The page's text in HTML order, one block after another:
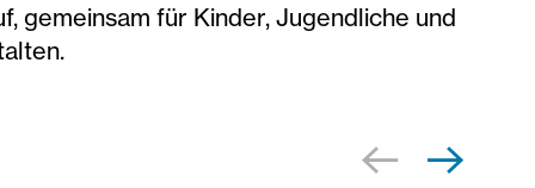
gemeinsam für Kinder, Jugendliche und